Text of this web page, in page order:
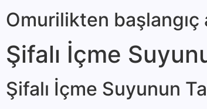
Omurilikten başlangıç
Şifalı İçme
Şifalı İçme Suyunun